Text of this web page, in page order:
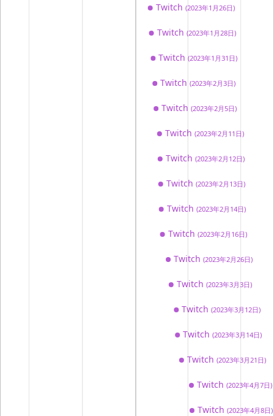
Close
Twitch (2023年1月26日)
Twitch (2023年1月28日)
Twitch(2023年1月31日)
Twitch(2023年2月3日)
Twitch(2023年2月5日)
Twitch (2023年2月11日)
Twitch (2023年2月12日)
Twitch (2023年2月13日)
Twitch (2023年2月14日)
Twitch (2023年2月16日)
Twitch(2023年2月26日)
Twitch (2023年3月3日)
Twitch(2023年3月12日)
Twitch(2023年3月14日)
Twitch (2023年3月21日)
Twitch (2023年4月7日)
Twitch (2023年4月8日)